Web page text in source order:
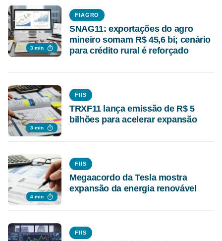
3 min
FIAGRO
SNAG11: exportações do agro
mineiro somam R$ 45,6 bi; cenário
para crédito rural é reforçado
3 min
FIIS
TRXF11 lança emissão de R$ 5
bilhões para acelerar expansão
4 min
FIIS
Megaacordo da Tesla mostra
expansão da energia renovável
FIIS